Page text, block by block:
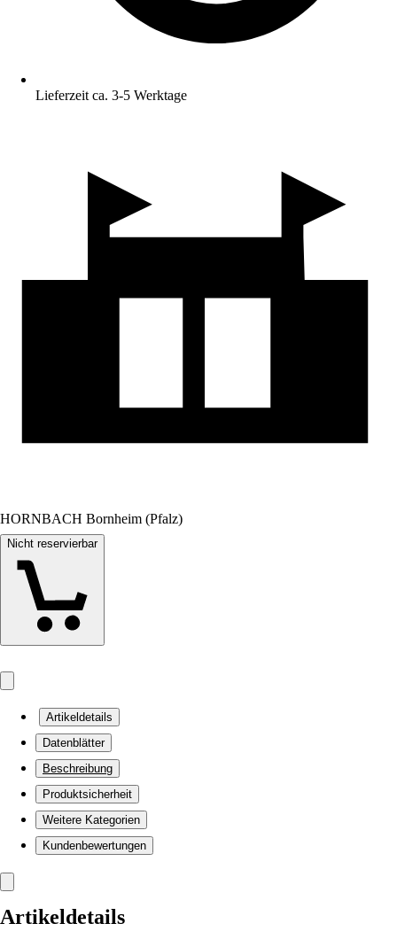
Lieferzeit ca. 3-5 Werktage
HORNBACH Bornheim (Pfalz)
Nicht reservierbar
Artikeldetails
Datenblätter
Beschreibung
Produktsicherheit
Weitere Kategorien
Kundenbewertungen
Artikeldetails